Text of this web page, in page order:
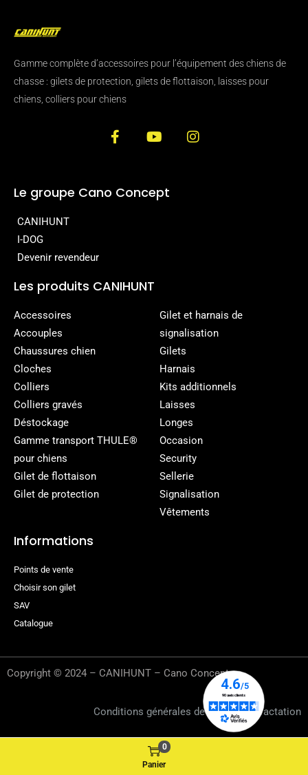
0
Panier
Gamme complète d’accessoires pour l’équipement des chiens de
chasse : gilets de protection, gilets de flottaison, laisses pour
chiens, colliers pour chiens
Le groupe Cano Concept
CANIHUNT
I-DOG
Devenir revendeur
Les produits CANIHUNT
Accessoires
Accouples
Chaussures chien
Cloches
Colliers
Colliers gravés
Déstockage
Gamme transport THULE®
pour chiens
Gilet de flottaison
Gilet de protection
Gilet et harnais de
signalisation
Gilets
Harnais
Kits additionnels
Laisses
Longes
Occasion
Security
Sellerie
Signalisation
Vêtements
Informations
Points de vente
Choisir son gilet
SAV
Catalogue
Copyright © 2024 – CANIHUNT – Cano Concept
Conditions générales de vente–Rétractation